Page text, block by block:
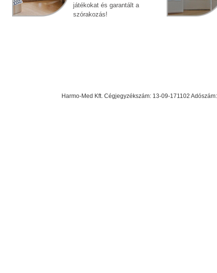
játékokat és garantált a
szórakozás!
Harmo-Med Kft. Cégjegyzékszám: 13-09-171102